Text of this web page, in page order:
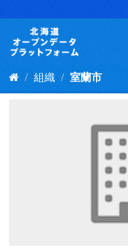
キ
組織 室蘭市